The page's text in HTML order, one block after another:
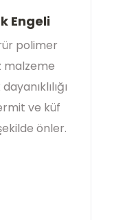
Engeli
polimer
malzeme
ve küf
önler.